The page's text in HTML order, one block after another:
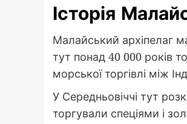
Історія
Малайський архіпелаг
тут понад 40 000 років
морської торгівлі між
У Середньовіччі тут
торгували спеціями і